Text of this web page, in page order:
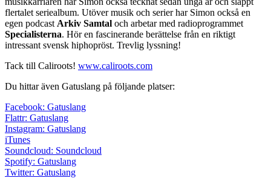
flertalet seriealbum. Utöver musik och serier har Simon också en
egen podcast Arkiv Samtal och arbetar med radioprogrammet
Specialisterna. Hör en fascinerande berättelse från en riktigt
intressant svensk hiphopröst. Trevlig lyssning!
Tack till Caliroots! www.caliroots.com
Du hittar även Gatuslang på följande platser:
Facebook: Gatuslang
Flattr: Gatuslang
Instagram: Gatuslang
iTunes
Soundcloud: Soundcloud
Spotify: Gatuslang
Twitter: Gatuslang